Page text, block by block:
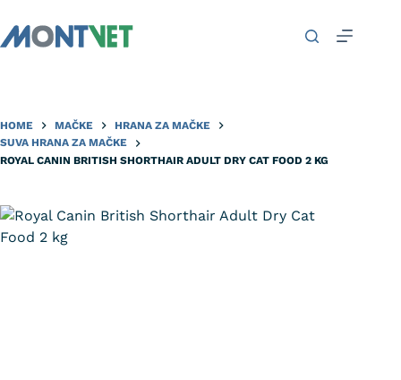
HOME MAČKE
HRANA ZA MAČKE
SUVA HRANA ZA MAČKE
ROYAL CANIN BRITISH SHORTHAIR ADULT DRY CAT FOOD 2 KG